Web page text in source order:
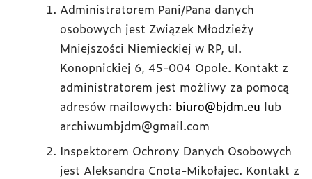
Administratorem Pani/Pana danych
osobowych jest Związek Młodzieży
Mniejszości Niemieckiej w RP, ul.
Konopnickiej 6, 45-004 Opole. Kontakt z
administratorem jest możliwy za pomocą
adresów mailowych: biuro@bjdm.eu lub
archiwumbjdm@gmail.com
Inspektorem Ochrony Danych Osobowych
jest Aleksandra Cnota-Mikołajec. Kontakt z